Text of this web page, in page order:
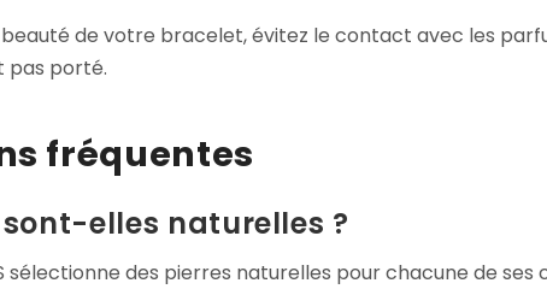
de votre bracelet, évitez le contact avec les
pas porté.
fréquentes
sont-elles naturelles ?
sélectionne des pierres naturelles pour chacune de